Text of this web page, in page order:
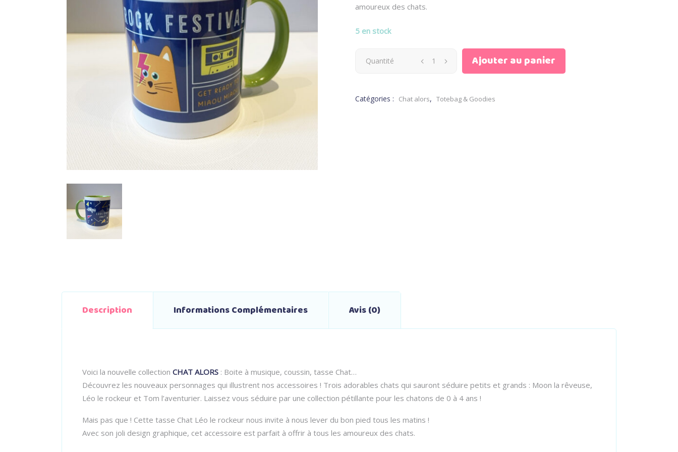
amoureux des chats.
5 en stock
Tasse
Léo
Quantité Ajouter au panier
Catégories : Chat alors, Totebag & Goodies
Description Informations Complémentaires Avis (0)
Voici la nouvelle collection CHAT ALORS : Boite à musique, coussin, tasse Chat…
Découvrez les nouveaux personnages qui illustrent nos accessoires ! Trois adorables chats qui sauront séduire petits et grands : Moon la rêveuse,
Léo le rockeur et Tom l’aventurier. Laissez vous séduire par une collection pétillante pour les chatons de 0 à 4 ans !
Mais pas que ! Cette tasse Chat Léo le rockeur nous invite à nous lever du bon pied tous les matins !
Avec son joli design graphique, cet accessoire est parfait à offrir à tous les amoureux des chats.